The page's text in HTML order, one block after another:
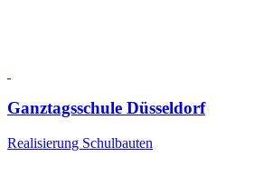
Ganztagsschule Düsseldorf
Realisierung Schulbauten